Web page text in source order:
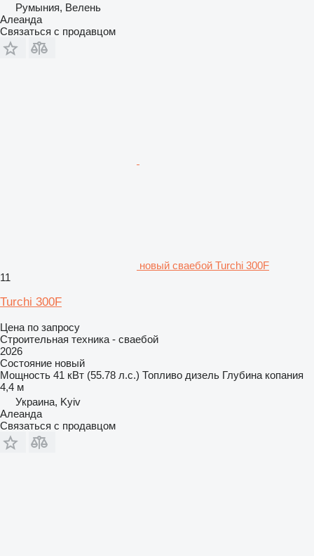
Румыния, Велень
Алеанда
Связаться с продавцом
новый сваебой Turchi 300F
11
Turchi 300F
Цена по запросу
Строительная техника - сваебой
2026
Состояние новый
Мощность 41 кВт (55.78 л.с.) Топливо дизель Глубина копания
4,4 м
Украина, Kyiv
Алеанда
Связаться с продавцом